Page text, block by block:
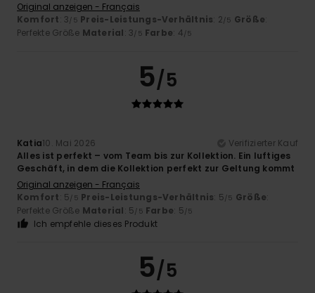
Original anzeigen - Français
Komfort: 3/5 Preis-Leistungs-Verhältnis: 2/5 Größe:
Perfekte Größe Material: 3/5 Farbe: 4/5
5/5
Katia10. Mai 2026
Verifizierter Kauf
Alles ist perfekt – vom Team bis zur Kollektion. Ein luftiges
Geschäft, in dem die Kollektion perfekt zur Geltung kommt
Original anzeigen - Français
Komfort: 5/5 Preis-Leistungs-Verhältnis: 5/5 Größe:
Perfekte Größe Material: 5/5 Farbe: 5/5
Ich empfehle dieses Produkt
5/5